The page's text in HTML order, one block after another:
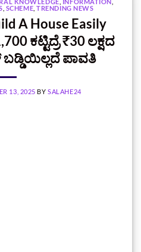
SCHEME ,TRENDING NEWS
A House Easily
ಕಟ್ಟಿದ್ರೆ ₹30 ಲಕ್ಷದ
ಪಾವತಿ
13, 2025 BYSALAHE24